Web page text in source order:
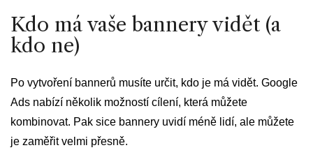
Kdo má vaše bannery vidět (a
kdo ne)
Po vytvoření bannerů musíte určit, kdo je má vidět. Google
Ads nabízí několik možností cílení, která můžete
kombinovat. Pak sice bannery uvidí méně lidí, ale můžete
je zaměřit velmi přesně.